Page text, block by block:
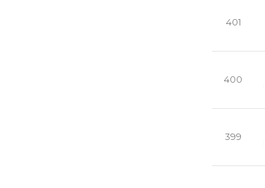
401
400
399